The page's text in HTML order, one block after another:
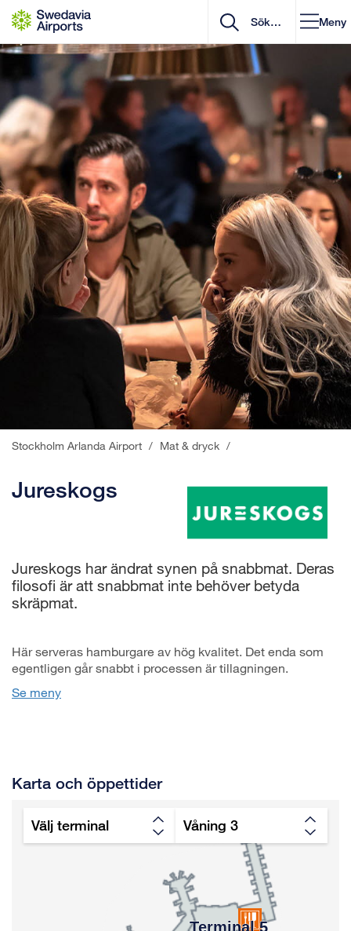
Gå till innehåll
Meny
Stockholm Arlanda Airport / Mat & dryck /
Jureskogs
Jureskogs har ändrat synen på snabbmat. Deras
filosofi är att snabbmat inte behöver betyda
skräpmat.
Här serveras hamburgare av hög kvalitet. Det enda som
egentligen går snabbt i processen är tillagningen.
Se meny
Karta och öppettider